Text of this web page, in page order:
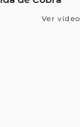
Ver vídeo